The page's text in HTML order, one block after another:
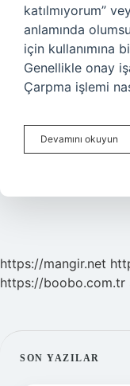
katılmıyorum”
anlamında
için kullanımına
Genellikle onay
Çarpma işlemi
Devamını okuyun
https://mangir.net
https://boobo.com.tr
SON YAZILAR